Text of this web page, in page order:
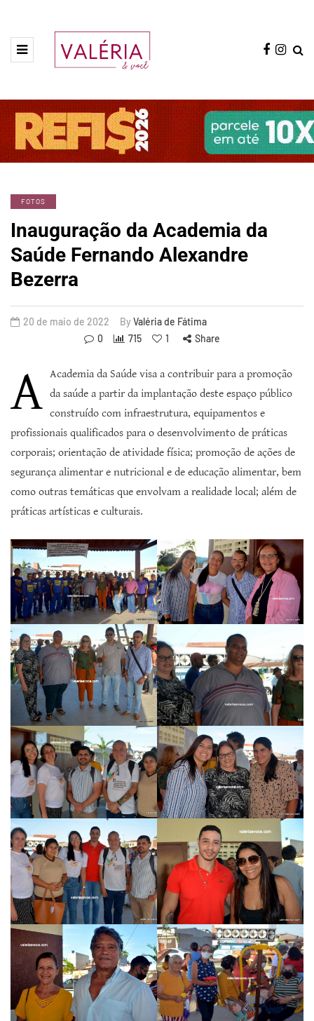
FOTOS
Inauguração da Academia da
Saúde Fernando Alexandre
Bezerra
20 de maio de 2022 By Valéria de Fátima
0
715 1 Share
A Academia da Saúde visa a contribuir para a promoção
da saúde a partir da implantação deste espaço público
construído com infraestrutura, equipamentos e
profissionais qualificados para o desenvolvimento de práticas
corporais; orientação de atividade física; promoção de ações de
segurança alimentar e nutricional e de educação alimentar, bem
como outras temáticas que envolvam a realidade local; além de
práticas artísticas e culturais.